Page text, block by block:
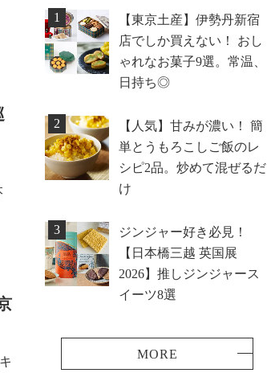
1
【東京土産】伊勢丹新宿
店でしか買えない！ おし
ゃれなお菓子9選。常温、
日持ち◎
2
【人気】甘みが濃い！ 簡
単とうもろこしご飯のレ
シピ2品。炒めて混ぜるだ
け
3
ジンジャー好き必見！
【日本橋三越 英国展
2026】推しジンジャース
イーツ8選